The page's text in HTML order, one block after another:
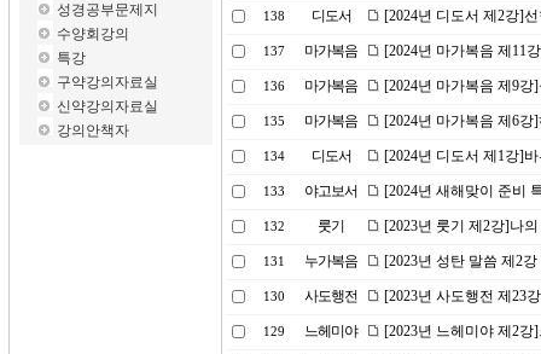
성경공부문제지
수양회강의
특강
구약강의자료실
신약강의자료실
강의안책자
138 디도서 [2024년 디도서 제2강]
137 마가복음 [2024년 마가복음 제11
136 마가복음 [2024년 마가복음 제9
135 마가복음 [2024년 마가복음 제6
134 디도서 [2024년 디도서 제1강]
133 야고보서 [2024년 새해맞이 준비
132 룻기 [2023년 룻기 제2강]나
131 누가복음 [2023년 성탄 말씀 제2
130 사도행전 [2023년 사도행전 제23
129 느헤미야 [2023년 느헤미야 제2